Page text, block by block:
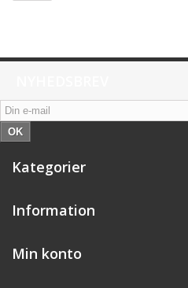
OK
Kategorier
Information
Min konto